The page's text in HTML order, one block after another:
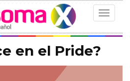
Toggle
en el Pride?